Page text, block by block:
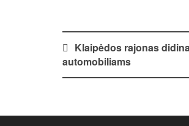
Post
navigation
Klaipėdos rajonas
automobiliams